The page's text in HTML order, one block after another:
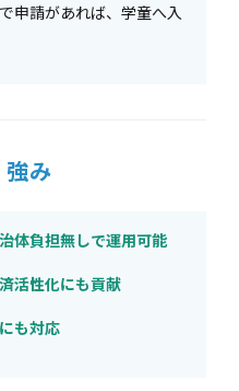
申請があれば、学童へ入
み
体負担無しで運用可能
活性化にも貢献
も対応